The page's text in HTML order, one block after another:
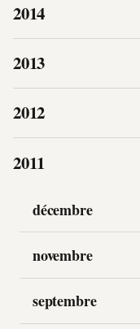
2014
2013
2012
2011
décembre
novembre
septembre